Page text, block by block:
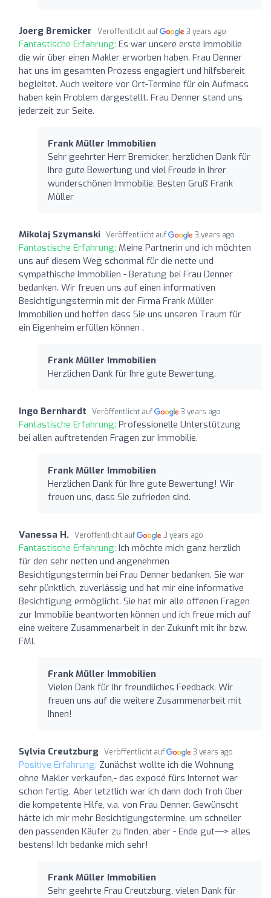
Joerg Bremicker Veröffentlicht auf 3 years ago
Fantastische Erfahrung: Es war unsere erste Immobilie
die wir über einen Makler erworben haben. Frau Denner
hat uns im gesamten Prozess engagiert und hilfsbereit
begleitet. Auch weitere vor Ort-Termine für ein Aufmass
haben kein Problem dargestellt. Frau Denner stand uns
jederzeit zur Seite.
Frank Müller Immobilien
Sehr geehrter Herr Bremicker, herzlichen Dank für
Ihre gute Bewertung und viel Freude in Ihrer
wunderschönen Immobilie. Besten Gruß Frank
Müller
Mikolaj Szymanski Veröffentlicht auf 3 years ago
Fantastische Erfahrung: Meine Partnerin und ich möchten
uns auf diesem Weg schonmal für die nette und
sympathische Immobilien - Beratung bei Frau Denner
bedanken. Wir freuen uns auf einen informativen
Besichtigungstermin mit der Firma Frank Müller
Immobilien und hoffen dass Sie uns unseren Traum für
ein Eigenheim erfüllen können .
Frank Müller Immobilien
Herzlichen Dank für Ihre gute Bewertung.
Ingo Bernhardt Veröffentlicht auf 3 years ago
Fantastische Erfahrung: Professionelle Unterstützung
bei allen auftretenden Fragen zur Immobilie.
Frank Müller Immobilien
Herzlichen Dank für Ihre gute Bewertung! Wir
freuen uns, dass Sie zufrieden sind.
Vanessa H. Veröffentlicht auf 3 years ago
Fantastische Erfahrung: Ich möchte mich ganz herzlich
für den sehr netten und angenehmen
Besichtigungstermin bei Frau Denner bedanken. Sie war
sehr pünktlich, zuverlässig und hat mir eine informative
Besichtigung ermöglicht. Sie hat mir alle offenen Fragen
zur Immobilie beantworten können und ich freue mich auf
eine weitere Zusammenarbeit in der Zukunft mit ihr bzw.
FMI.
Frank Müller Immobilien
Vielen Dank für Ihr freundliches Feedback. Wir
freuen uns auf die weitere Zusammenarbeit mit
Ihnen!
Sylvia Creutzburg Veröffentlicht auf 3 years ago
Positive Erfahrung: Zunächst wollte ich die Wohnung
ohne Makler verkaufen,- das exposé fürs Internet war
schon fertig. Aber letztlich war ich dann doch froh über
die kompetente Hilfe, v.a. von Frau Denner. Gewünscht
hätte ich mir mehr Besichtigungstermine, um schneller
den passenden Käufer zu finden, aber - Ende gut---> alles
bestens! Ich bedanke mich sehr!
Frank Müller Immobilien
Sehr geehrte Frau Creutzburg, vielen Dank für